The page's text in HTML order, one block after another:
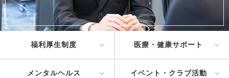
福利厚生制度 医療・健康サポート
メンタルヘルス イベント・クラブ活動